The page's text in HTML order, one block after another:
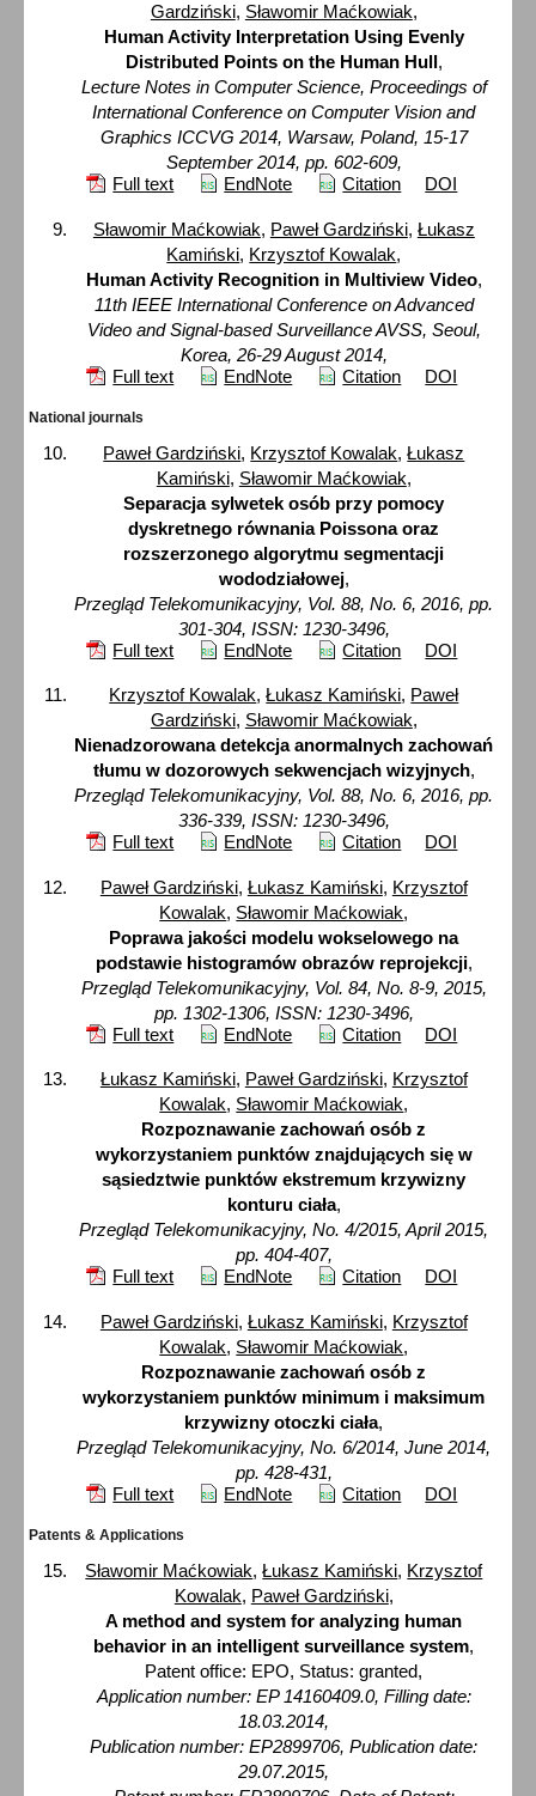
Gardziński, Sławomir Maćkowiak,
Human Activity Interpretation Using Evenly
Distributed Points on the Human Hull,
Lecture Notes in Computer Science, Proceedings of
International Conference on Computer Vision and
Graphics ICCVG 2014, Warsaw, Poland, 15-17
September 2014, pp. 602-609,
Full text
EndNote Citation DOI
Sławomir Maćkowiak, Paweł Gardziński, Łukasz
Kamiński, Krzysztof Kowalak,
Human Activity Recognition in Multiview Video,
11th IEEE International Conference on Advanced
Video and Signal-based Surveillance AVSS, Seoul,
Korea, 26-29 August 2014,
Full text
EndNote Citation DOI
National journals
Paweł Gardziński, Krzysztof Kowalak,Łukasz
Kamiński, Sławomir Maćkowiak,
Separacja sylwetek osób przy pomocy
dyskretnego równania Poissona oraz
rozszerzonego algorytmu segmentacji
wododziałowej,
Przegląd Telekomunikacyjny, Vol. 88, No. 6, 2016, pp.
301-304, ISSN: 1230-3496,
Full text
EndNote Citation DOI
Krzysztof Kowalak,Łukasz Kamiński, Paweł
Gardziński, Sławomir Maćkowiak,
Nienadzorowana detekcja anormalnych zachowań
tłumu w dozorowych sekwencjach wizyjnych,
Przegląd Telekomunikacyjny, Vol. 88, No. 6, 2016, pp.
336-339, ISSN: 1230-3496,
Full text
EndNote Citation DOI
Paweł Gardziński, Łukasz Kamiński, Krzysztof
Kowalak, Sławomir Maćkowiak,
Poprawa jakości modelu wokselowego na
podstawie histogramów obrazów reprojekcji,
Przegląd Telekomunikacyjny, Vol. 84, No. 8-9, 2015,
pp. 1302-1306, ISSN: 1230-3496,
Full text
EndNote Citation DOI
Łukasz Kamiński, Paweł Gardziński, Krzysztof
Kowalak, Sławomir Maćkowiak,
Rozpoznawanie zachowań osób z
wykorzystaniem punktów znajdujących się w
sąsiedztwie punktów ekstremum krzywizny
konturu ciała,
Przegląd Telekomunikacyjny, No. 4/2015, April 2015,
pp. 404-407,
Full text
EndNote Citation DOI
Paweł Gardziński, Łukasz Kamiński, Krzysztof
Kowalak, Sławomir Maćkowiak,
Rozpoznawanie zachowań osób z
wykorzystaniem punktów minimum i maksimum
krzywizny otoczki ciała,
Przegląd Telekomunikacyjny, No. 6/2014, June 2014,
pp. 428-431,
Full text
EndNote Citation DOI
Patents & Applications
Sławomir Maćkowiak,Łukasz Kamiński, Krzysztof
Kowalak, Paweł Gardziński,
A method and system for analyzing human
behavior in an intelligent surveillance system,
Patent office: EPO, Status: granted,
Application number: EP 14160409.0, Filling date:
18.03.2014,
Publication number: EP2899706, Publication date:
29.07.2015,